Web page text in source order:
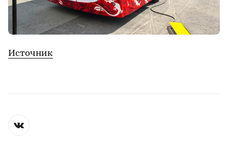
Источник